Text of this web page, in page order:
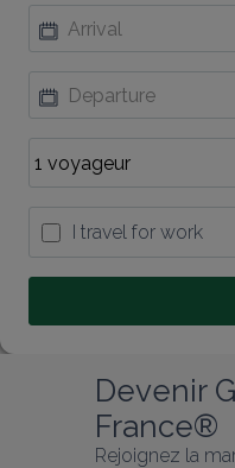
I travel for work
Devenir
France®
Rejoignez la